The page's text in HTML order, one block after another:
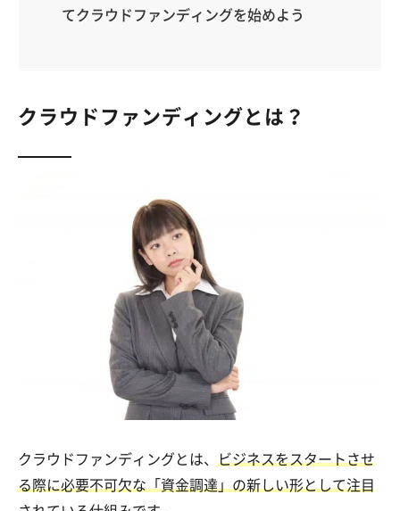
てクラウドファンディングを始めよう
クラウドファンディングとは？
クラウドファンディングとは、
ビジネスをスタートさせ
る際に必要不可欠な「資金調達」の新しい形として注目